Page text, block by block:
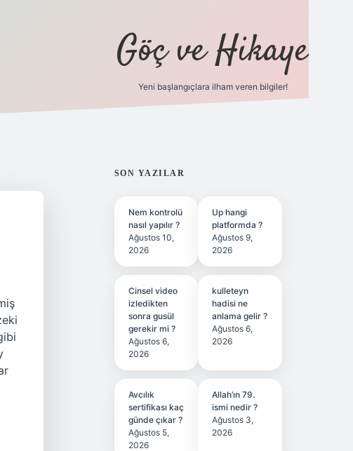
Göç ve Hikaye
Yeni başlangıçlara ilham veren bilgiler!
SIDEBAR
SON YAZILAR
Nem kontrolü
nasıl yapılır ?
Ağustos 10,
2026
Up hangi
platformda ?
Ağustos 9,
2026
Cinsel video
izledikten
sonra gusül
gerekir mi ?
Ağustos 6,
2026
kulleteyn
hadisi ne
anlama gelir ?
Ağustos 6,
2026
Avcılık
sertifikası kaç
günde çıkar ?
Ağustos 5,
2026
Allah’ın 79.
ismi nedir ?
Ağustos 3,
2026